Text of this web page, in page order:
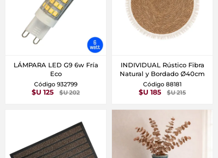
LÁMPARA LED G9 6w Fría
Eco
Código 932799
$U 125 $U 202
INDIVIDUAL Rústico Fibra
Natural y Bordado Ø40cm
Código 88181
$U 185 $U 215